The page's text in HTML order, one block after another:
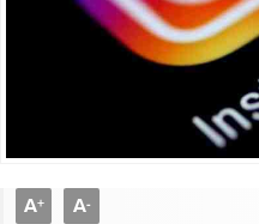
A+ A-